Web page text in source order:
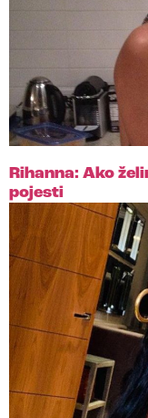
Rihanna: Ako
pojesti